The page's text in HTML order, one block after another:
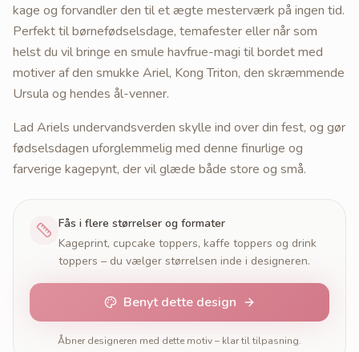
kage og forvandler den til et ægte mesterværk på ingen tid.
Perfekt til børnefødselsdage, temafester eller når som
helst du vil bringe en smule havfrue-magi til bordet med
motiver af den smukke Ariel, Kong Triton, den skræmmende
Ursula og hendes ål-venner.
Lad Ariels undervandsverden skylle ind over din fest, og gør
fødselsdagen uforglemmelig med denne finurlige og
farverige kagepynt, der vil glæde både store og små.
Fås i flere størrelser og formater
Kageprint, cupcake toppers, kaffe toppers og drink
toppers – du vælger størrelsen inde i designeren.
Benyt dette design
Åbner designeren med dette motiv – klar til tilpasning.